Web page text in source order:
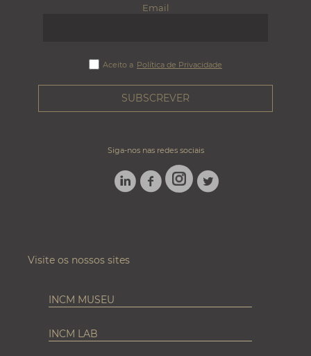
Email
Aceito a Política de Privacidade
Siga-nos nas redes sociais
LINKEDINFACEBOOK
INSTAGRAM
TWITTER
Visite os nossos sites
INCM MUSEU
INCM LAB